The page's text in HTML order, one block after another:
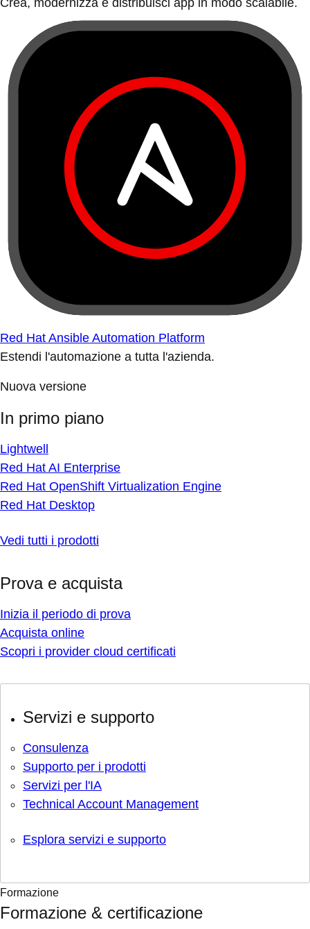
Crea, modernizza e distribuisci app in modo scalabile.
Red Hat Ansible Automation Platform
Estendi l'automazione a tutta l'azienda.
Nuova versione
In primo piano
Lightwell
Red Hat AI Enterprise
Red Hat OpenShift Virtualization Engine
Red Hat Desktop
Vedi tutti i prodotti
Prova e acquista
Inizia il periodo di prova
Acquista online
Scopri i provider cloud certificati
Servizi e supporto
Consulenza
Supporto per i prodotti
Servizi per l'IA
Technical Account Management
Esplora servizi e supporto
Formazione
Formazione & certificazione